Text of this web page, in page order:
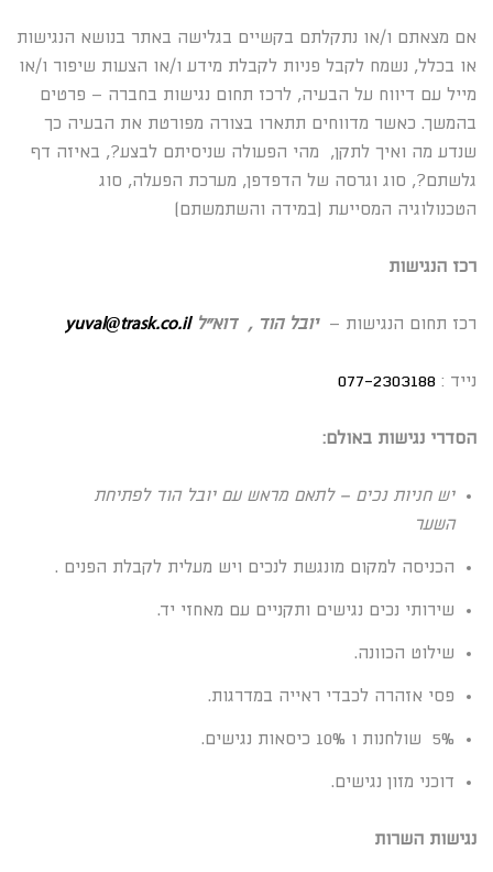
אם מצאתם ו/או נתקלתם בקשיים בגלישה באתר בנושא הנגישות
או בכלל, נשמח לקבל פניות לקבלת מידע ו/או הצעות שיפור ו/או
מייל עם דיווח על הבעיה, לרכז תחום נגישות בחברה – פרטים
בהמשך. כאשר מדווחים תתארו בצורה מפורטת את הבעיה כך
שנדע מה ואיך לתקן, מהי הפעולה שניסיתם לבצע?, באיזה דף
גלשתם?, סוג וגרסה של הדפדפן, מערכת הפעלה, סוג
הטכנולוגיה המסייעת (במידה והשתמשתם)
רכז הנגישות
רכז תחום הנגישות – יובל הוד , דוא”לyuval@trask.co.il
נייד : 077-2303188
הסדרי נגישות באולם:
יש חניות נכים – לתאם מראש עם יובל הוד לפתיחת
השער
הכניסה למקום מונגשת לנכים ויש מעלית לקבלת הפנים .
שירותי נכים נגישים ותקניים עם מאחזי יד.
שילוט הכוונה.
פסי אזהרה לכבדי ראייה במדרגות.
5% שולחנות ו 10% כיסאות נגישים.
דוכני מזון נגישים.
נגישות השרות